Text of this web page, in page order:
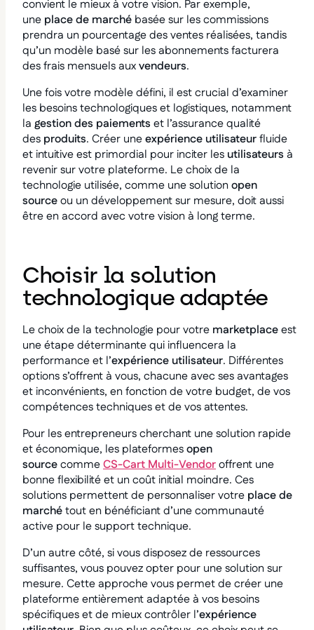
convient le mieux à votre vision. Par exemple,
une place de marché basée sur les commissions
prendra un pourcentage des ventes réalisées, tandis
qu’un modèle basé sur les abonnements facturera
des frais mensuels auxvendeurs.
Une fois votre modèle défini, il est crucial d’examiner
les besoins technologiques et logistiques, notamment
la gestion des paiements et l’assurance qualité
des produits. Créer uneexpérience utilisateurfluide
et intuitive est primordial pour inciter les utilisateurs à
revenir sur votre plateforme. Le choix de la
technologie utilisée, comme une solution open
sourceou un développement sur mesure, doit aussi
être en accord avec votre vision à long terme.
Choisir la solution
technologique adaptée
Le choix de la technologie pour votre marketplaceest
une étape déterminante qui influencera la
performance et l’expérience utilisateur. Différentes
options s’offrent à vous, chacune avec ses avantages
et inconvénients, en fonction de votre budget, de vos
compétences techniques et de vos attentes.
Pour les entrepreneurs cherchant une solution rapide
et économique, les plateformesopen
sourcecommeCS-Cart Multi-Vendoroffrent une
bonne flexibilité et un coût initial moindre. Ces
solutions permettent de personnaliser votre place de
marchétout en bénéficiant d’une communauté
active pour le support technique.
D’un autre côté, si vous disposez de ressources
suffisantes, vous pouvez opter pour une solution sur
mesure. Cette approche vous permet de créer une
plateforme entièrement adaptée à vos besoins
spécifiques et de mieux contrôler l’expérience